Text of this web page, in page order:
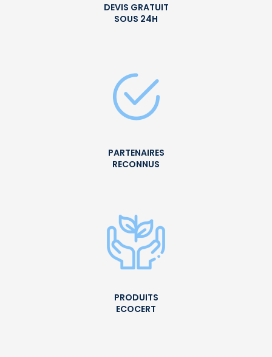
DEVIS GRATUIT
SOUS 24H
PARTENAIRES
RECONNUS
PRODUITS
ECOCERT